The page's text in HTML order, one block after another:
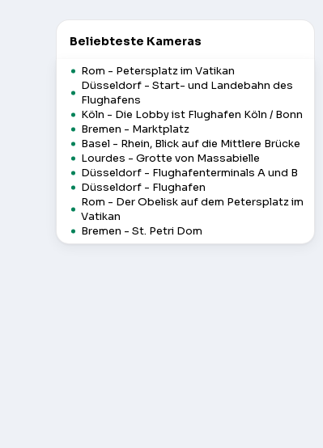
Beliebteste Kameras
Rom - Petersplatz im Vatikan
Düsseldorf - Start- und Landebahn des
Flughafens
Köln - Die Lobby ist Flughafen Köln / Bonn
Bremen - Marktplatz
Basel - Rhein, Blick auf die Mittlere Brücke
Lourdes - Grotte von Massabielle
Düsseldorf - Flughafenterminals A und B
Düsseldorf - Flughafen
Rom - Der Obelisk auf dem Petersplatz im
Vatikan
Bremen - St. Petri Dom